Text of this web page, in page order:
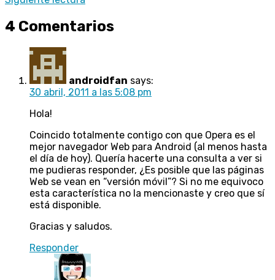
4 Comentarios
androidfan says:
30 abril, 2011 a las 5:08 pm
Hola!
Coincido totalmente contigo con que Opera es el
mejor navegador Web para Android (al menos hasta
el día de hoy). Quería hacerte una consulta a ver si
me pudieras responder, ¿Es posible que las páginas
Web se vean en “versión móvil”? Si no me equivoco
esta característica no la mencionaste y creo que sí
está disponible.
Gracias y saludos.
Responder